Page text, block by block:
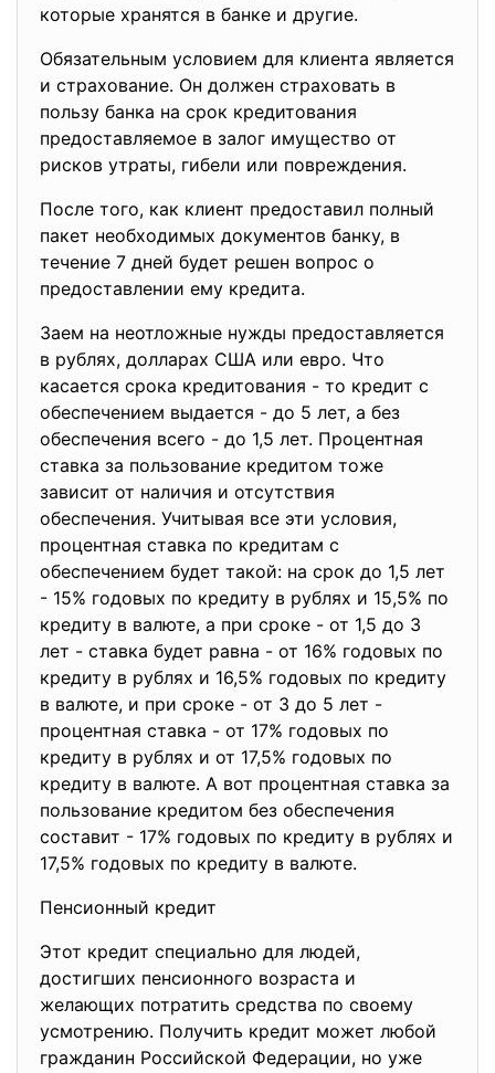
которые хранятся в банке и другие.
Обязательным условием для клиента является
и страхование. Он должен страховать в
пользу банка на срок кредитования
предоставляемое в залог имущество от
рисков утраты, гибели или повреждения.
После того, как клиент предоставил полный
пакет необходимых документов банку, в
течение 7 дней будет решен вопрос о
предоставлении ему кредита.
Заем на неотложные нужды предоставляется
в рублях, долларах США или евро. Что
касается срока кредитования - то кредит с
обеспечением выдается - до 5 лет, а без
обеспечения всего - до 1,5 лет. Процентная
ставка за пользование кредитом тоже
зависит от наличия и отсутствия
обеспечения. Учитывая все эти условия,
процентная ставка по кредитам с
обеспечением будет такой: на срок до 1,5 лет
- 15% годовых по кредиту в рублях и 15,5% по
кредиту в валюте, а при сроке - от 1,5 до 3
лет - ставка будет равна - от 16% годовых по
кредиту в рублях и 16,5% годовых по кредиту
в валюте, и при сроке - от 3 до 5 лет -
процентная ставка - от 17% годовых по
кредиту в рублях и от 17,5% годовых по
кредиту в валюте. А вот процентная ставка за
пользование кредитом без обеспечения
составит - 17% годовых по кредиту в рублях и
17,5% годовых по кредиту в валюте.
Пенсионный кредит
Этот кредит специально для людей,
достигших пенсионного возраста и
желающих потратить средства по своему
усмотрению. Получить кредит может любой
гражданин Российской Федерации, но уже